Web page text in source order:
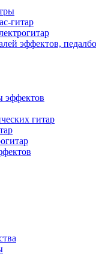
гитар
эффектов,
эффектов
гитар